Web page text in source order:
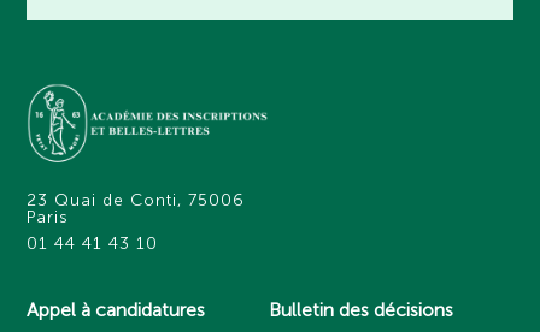
23 Quai de Conti, 75006
Paris
01 44 41 43 10
Appel à candidatures Bulletin des décisions